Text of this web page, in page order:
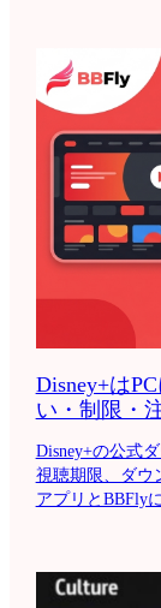
Disney+は
い・制限・
Disney+の公式
視聴期限、ダウ
アプリとBBFly